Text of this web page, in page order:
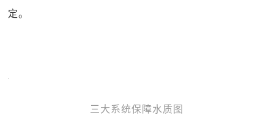
定。
三大系统保障水质图